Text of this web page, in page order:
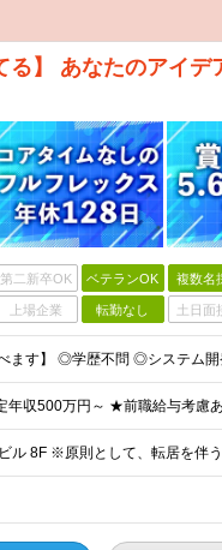
る】 あなたのアイデ
第二新卒OK ベテランOK 複数名
上場企業 転勤なし 土日面